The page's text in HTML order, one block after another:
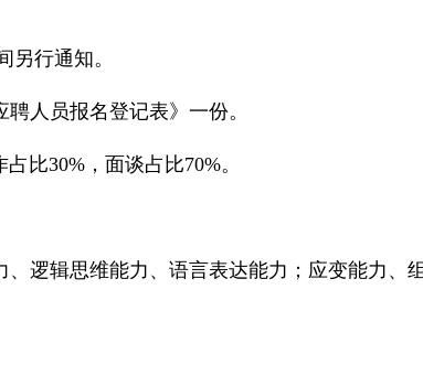
行通知。
人员报名登记表》一份。
比30%，面谈占比70%。
逻辑思维能力、语言表达能力；应变能力